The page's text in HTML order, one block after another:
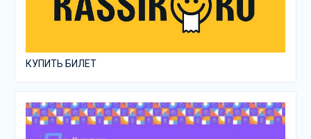
КУПИТЬ БИЛЕТ